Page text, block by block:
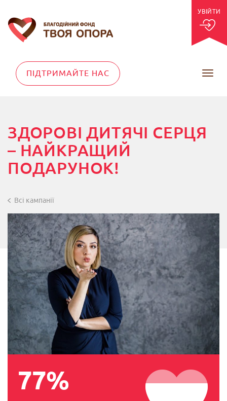
УВІЙТИ
Toggle
navigation
ПІДТРИМАЙТЕ НАС
ЗДОРОВІ ДИТЯЧІ СЕРЦЯ
– НАЙКРАЩИЙ
ПОДАРУНОК!
Всі кампанії
77%